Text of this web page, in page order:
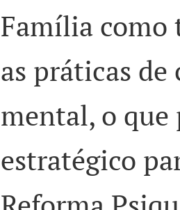
Família como
as práticas de
mental, o que
estratégico